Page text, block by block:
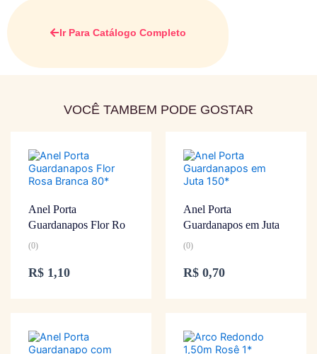
Ir Para Catálogo Completo
VOCÊ TAMBEM PODE GOSTAR
Anel Porta
Guardanapos Flor Ro
(0)
R$ 1,10
Anel Porta
Guardanapos em Juta
(0)
R$ 0,70